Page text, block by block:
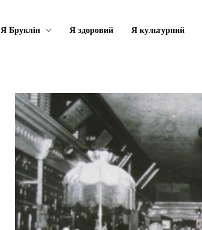
Я Бруклін Я здоровий Я культурний